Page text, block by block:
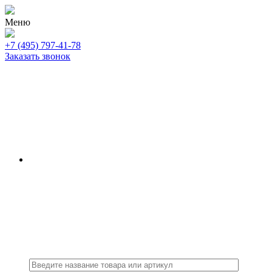
Меню
+7 (495) 797-41-78
Заказать звонок